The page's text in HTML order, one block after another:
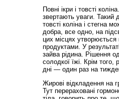
Повні ікри і товсті
звертають уваги. Такий
товсті коліна і стегна
добра, все одно, на
цих місцях
продуктами. У
зайва рідина. Рішення
солодкої їжі. Крім
дні — один раз на
Жирові відкладення на
Тут перераховані